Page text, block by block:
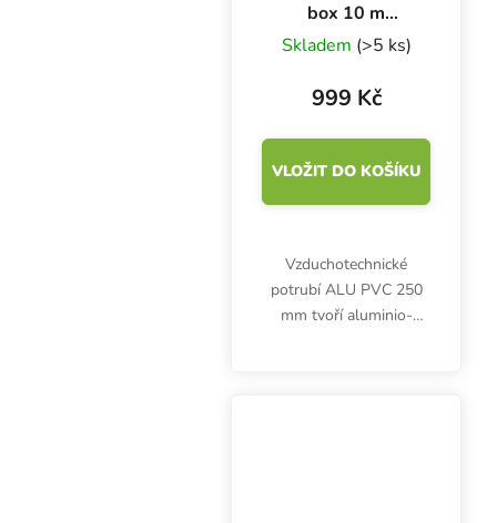
box 10 m
ventilační potrubí
Skladem (>5 ks)
999 Kč
VLOŽIT DO KOŠÍKU
Vzduchotechnické
potrubí ALU PVC 250
mm tvoří aluminio-